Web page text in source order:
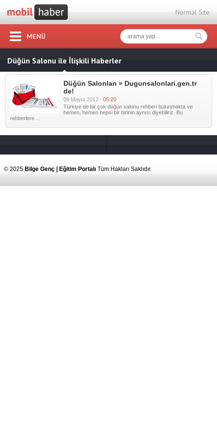
Normal Site
MENÜ
Düğün Salonu ile İlişkili Haberler
Düğün Salonları » Dugunsalonlari.gen.tr
de!
09 Mayıs 2013 - 05:20
Türkiye de bir çok düğün salonu rehberi bulunmakta ve
hemen, hemen hepsi bir birinin aynısı diyebiliriz. Bu
rehberlere ...
© 2025 Bilge Genç | Eğitim Portalı Tüm Hakları Saklıdır.